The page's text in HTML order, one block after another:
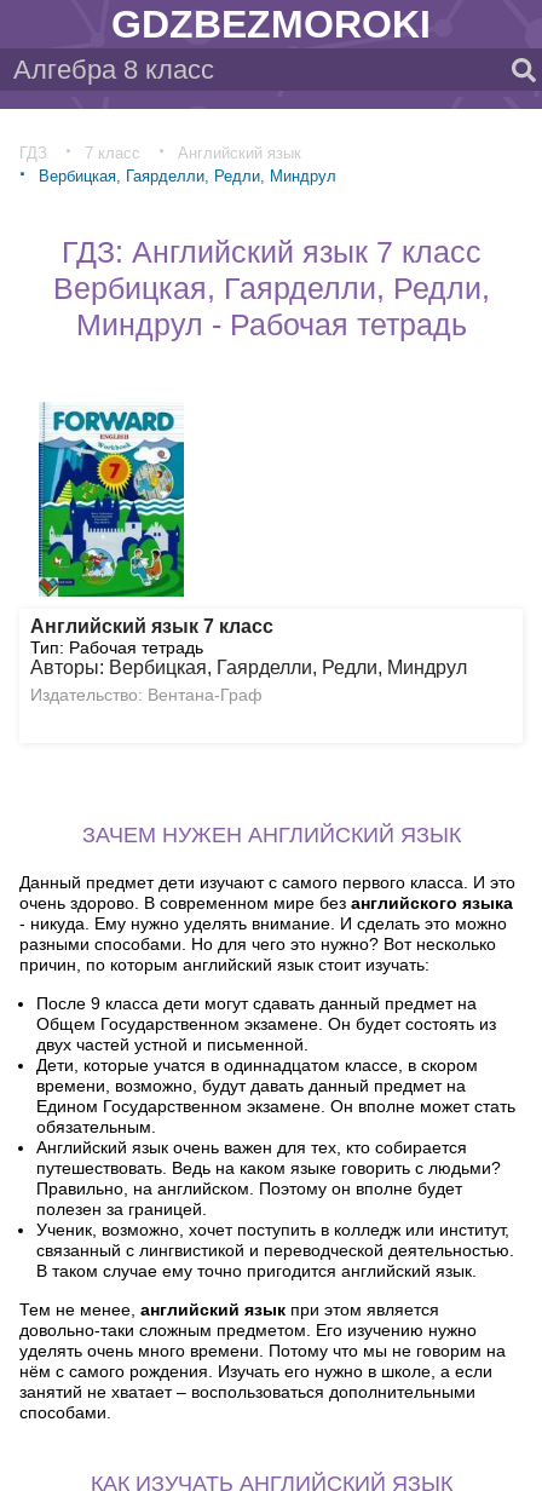
GDZBEZMOROKI
ГДЗ 7 класс
Английский язык
Вербицкая, Гаярделли, Редли, Миндрул
ГДЗ: Английский язык 7 класс
Вербицкая, Гаярделли, Редли,
Миндрул - Рабочая тетрадь
Английский язык 7 класс
Тип: Рабочая тетрадь
Авторы: Вербицкая, Гаярделли, Редли, Миндрул
Издательство: Вентана-Граф
ЗАЧЕМ НУЖЕН АНГЛИЙСКИЙ ЯЗЫК
Данный предмет дети изучают с самого первого класса. И это
очень здорово. В современном мире без английского языка
- никуда. Ему нужно уделять внимание. И сделать это можно
разными способами. Но для чего это нужно? Вот несколько
причин, по которым английский язык стоит изучать:
После 9 класса дети могут сдавать данный предмет на
Общем Государственном экзамене. Он будет состоять из
двух частей устной и письменной.
Дети, которые учатся в одиннадцатом классе, в скором
времени, возможно, будут давать данный предмет на
Едином Государственном экзамене. Он вполне может стать
обязательным.
Английский язык очень важен для тех, кто собирается
путешествовать. Ведь на каком языке говорить с людьми?
Правильно, на английском. Поэтому он вполне будет
полезен за границей.
Ученик, возможно, хочет поступить в колледж или институт,
связанный с лингвистикой и переводческой деятельностью.
В таком случае ему точно пригодится английский язык.
Тем не менее, английский язык при этом является
довольно-таки сложным предметом. Его изучению нужно
уделять очень много времени. Потому что мы не говорим на
нём с самого рождения. Изучать его нужно в школе, а если
занятий не хватает – воспользоваться дополнительными
способами.
КАК ИЗУЧАТЬ АНГЛИЙСКИЙ ЯЗЫК